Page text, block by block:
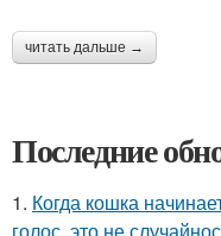
читать дальше →
Последние
1. Когда кошка
голос, это не